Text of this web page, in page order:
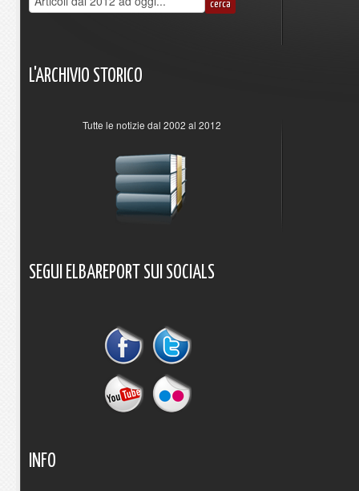
L'ARCHIVIO STORICO
Tutte le notizie dal 2002 al 2012
SEGUI ELBAREPORT SUI SOCIALS
INFO